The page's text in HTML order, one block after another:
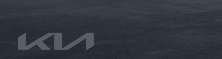
älskade kombikarossen från BMW och Volkswagen. Dessutom
har Audi visat upp sin A6 Avant e-tron, som ska börja levereras